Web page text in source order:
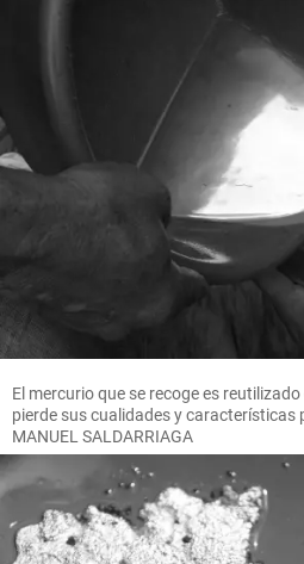
El mercurio que se recoge es
pierde sus cualidades y características
MANUEL SALDARRIAGA